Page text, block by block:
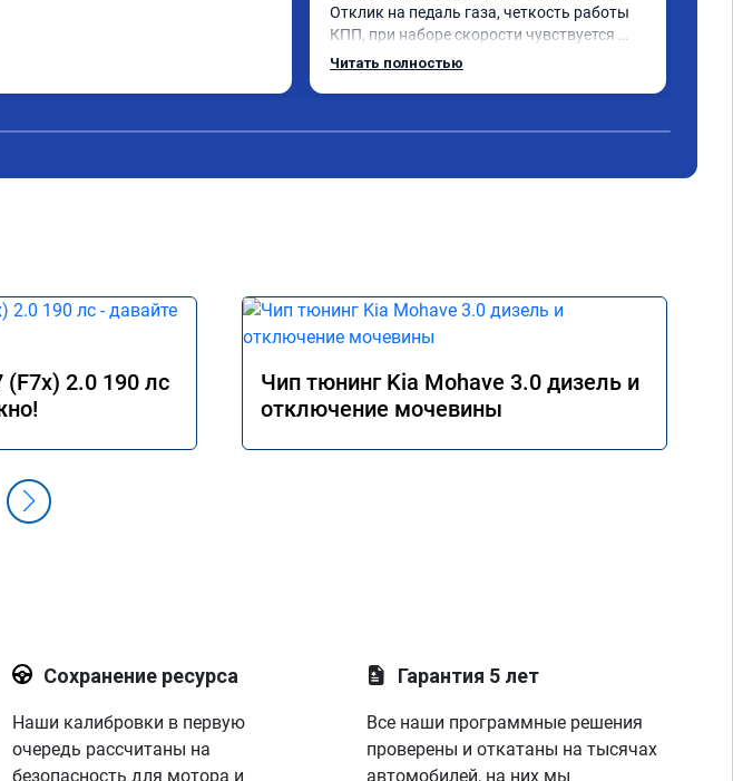
Отклик на педаль газа, четкость работы
КПП, при наборе скорости чувствуется
солидный запас мощности. Ребята
Читать полностью
2.0 190 лс
Чип тюнинг Kia Mohave 3.0 дизель и
отключение мочевины
Сохранение ресурса
Наши калибровки в первую
очередь рассчитаны на
безопасность для мотора и
Гарантия 5 лет
Все наши программные решения
проверены и откатаны на тысячах
автомобилей, на них мы